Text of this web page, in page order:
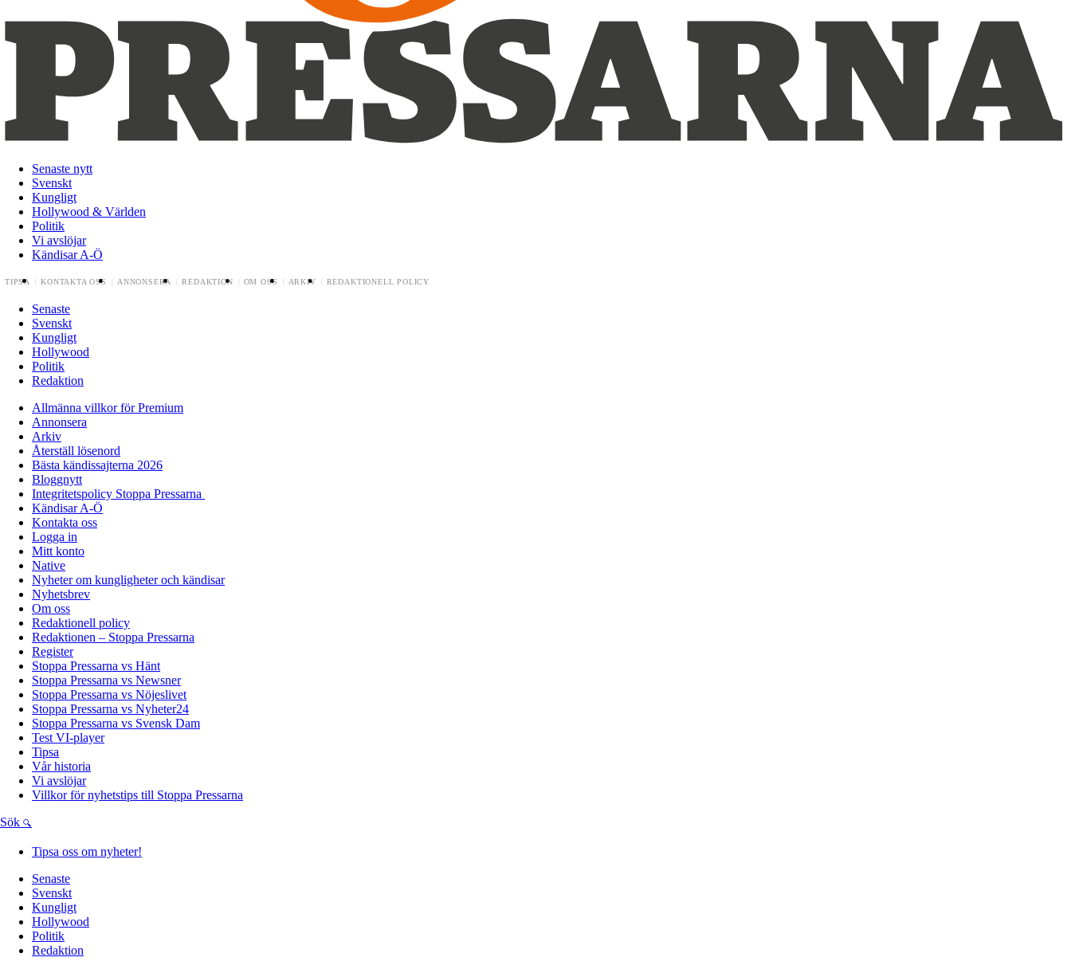
Senaste nytt
Svenskt
Kungligt
Hollywood & Världen
Politik
Vi avslöjar
Kändisar A-Ö
TIPSA KONTAKTA OSS ANNONSERA REDAKTION OM OSS ARKIV REDAKTIONELL POLICY
Senaste
Svenskt
Kungligt
Hollywood
Politik
Redaktion
Allmänna villkor för Premium
Annonsera
Arkiv
Återställ lösenord
Bästa kändissajterna 2026
Bloggnytt
Integritetspolicy Stoppa Pressarna
Kändisar A-Ö
Kontakta oss
Logga in
Mitt konto
Native
Nyheter om kungligheter och kändisar
Nyhetsbrev
Om oss
Redaktionell policy
Redaktionen – Stoppa Pressarna
Register
Stoppa Pressarna vs Hänt
Stoppa Pressarna vs Newsner
Stoppa Pressarna vs Nöjeslivet
Stoppa Pressarna vs Nyheter24
Stoppa Pressarna vs Svensk Dam
Test VI-player
Tipsa
Vår historia
Vi avslöjar
Villkor för nyhetstips till Stoppa Pressarna
Sök
Tipsa oss om nyheter!
Senaste
Svenskt
Kungligt
Hollywood
Politik
Redaktion